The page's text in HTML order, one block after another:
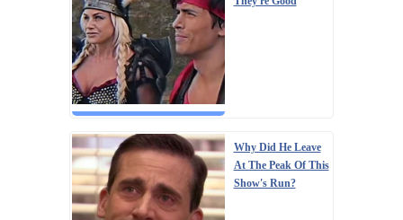
Why Did He Leave
At The Peak Of This
Show's Run?